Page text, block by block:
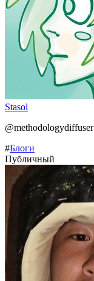
Stasol
@methodologydiffuser
#Блоги
Публичный